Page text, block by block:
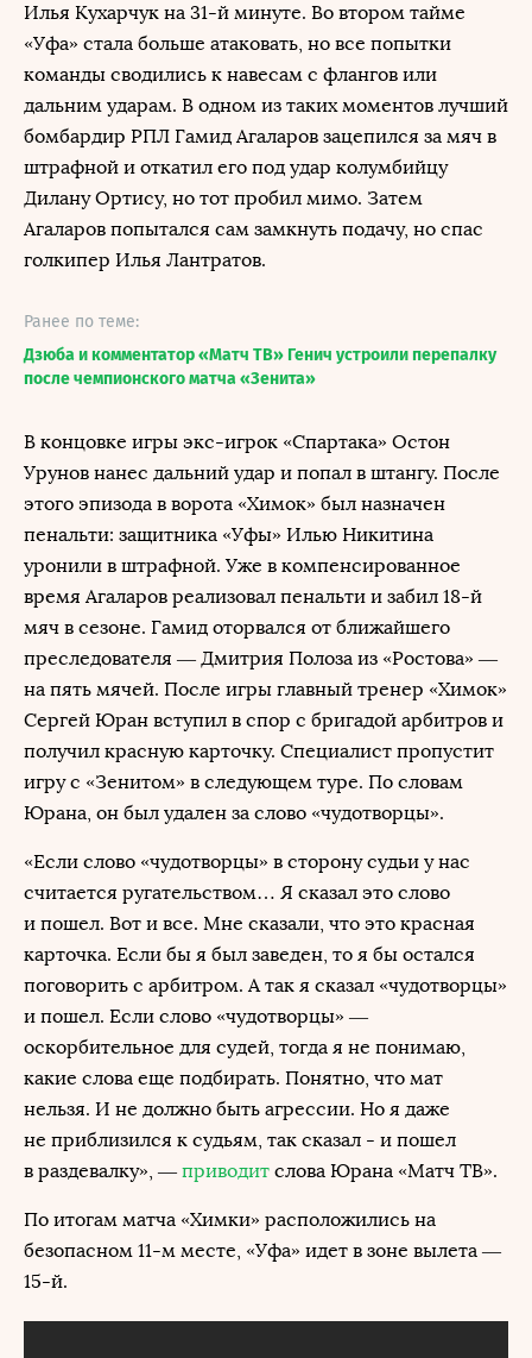
Илья Кухарчук на 31-й минуте. Во втором тайме
«Уфа» стала больше атаковать, но все попытки
команды сводились к навесам с флангов или
дальним ударам. В одном из таких моментов лучший
бомбардир РПЛ Гамид Агаларов зацепился за мяч в
штрафной и откатил его под удар колумбийцу
Дилану Ортису, но тот пробил мимо. Затем
Агаларов попытался сам замкнуть подачу, но спас
голкипер Илья Лантратов.
Ранее по теме:
Дзюба и комментатор «Матч ТВ» Генич устроили перепалку
после чемпионского матча «Зенита»
В концовке игры экс-игрок «Спартака» Остон
Урунов нанес дальний удар и попал в штангу. После
этого эпизода в ворота «Химок» был назначен
пенальти: защитника «Уфы» Илью Никитина
уронили в штрафной. Уже в компенсированное
время Агаларов реализовал пенальти и забил 18-й
мяч в сезоне. Гамид оторвался от ближайшего
преследователя — Дмитрия Полоза из «Ростова» —
на пять мячей. После игры главный тренер «Химок»
Сергей Юран вступил в спор с бригадой арбитров и
получил красную карточку. Специалист пропустит
игру с «Зенитом» в следующем туре. По словам
Юрана, он был удален за слово «чудотворцы».
«Если слово «чудотворцы» в сторону судьи у нас
считается ругательством… Я сказал это слово
и пошел. Вот и все. Мне сказали, что это красная
карточка. Если бы я был заведен, то я бы остался
поговорить с арбитром. А так я сказал «чудотворцы»
и пошел. Если слово «чудотворцы» —
оскорбительное для судей, тогда я не понимаю,
какие слова еще подбирать. Понятно, что мат
нельзя. И не должно быть агрессии. Но я даже
не приблизился к судьям, так сказал - и пошел
в раздевалку», — приводит слова Юрана «Матч ТВ».
По итогам матча «Химки» расположились на
безопасном 11-м месте, «Уфа» идет в зоне вылета —
15-й.